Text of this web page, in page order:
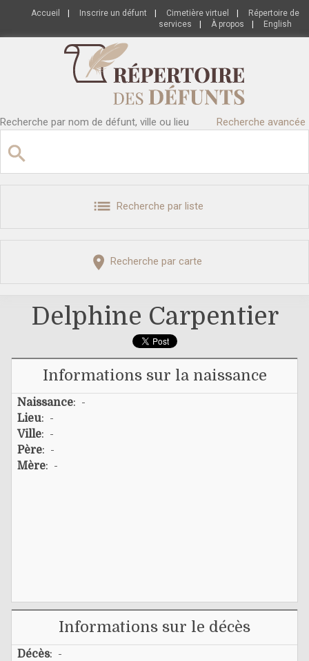
Accueil Inscrire un défunt Cimetière virtuel
Répertoire de
services
À propos English
Recherche par nom de défunt, ville ou lieu Recherche avancée
Recherche par liste
Recherche par carte
Delphine Carpentier
Informations sur la naissance
Naissance: -
Lieu: -
Ville: -
Père: -
Mère: -
Informations sur le décès
Décès: -